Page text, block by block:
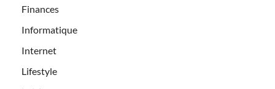
Finances
Informatique
Internet
Lifestyle